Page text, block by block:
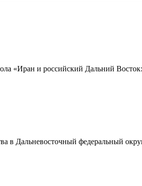
«Иран и российский Дальний
в Дальневосточный федеральный